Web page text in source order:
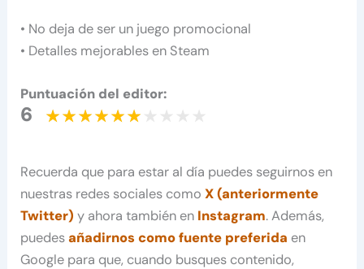
• No deja de ser un juego promocional
• Detalles mejorables en Steam
Puntuación del editor:
6
Recuerda que para estar al día puedes seguirnos en
nuestras redes sociales comoX (anteriormente
Twitter) y ahora también en Instagram. Además,
puedesañadirnos como fuente preferida en
Google para que, cuando busques contenido,